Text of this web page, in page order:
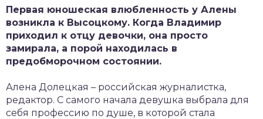
Первая юношеская влюбленность у Алены
возникла к Высоцкому. Когда Владимир
приходил к отцу девочки, она просто
замирала, а порой находилась в
предобморочном состоянии.
Алена Долецкая – российская журналистка,
редактор. С самого начала девушка выбрала для
себя профессию по душе, в которой стала